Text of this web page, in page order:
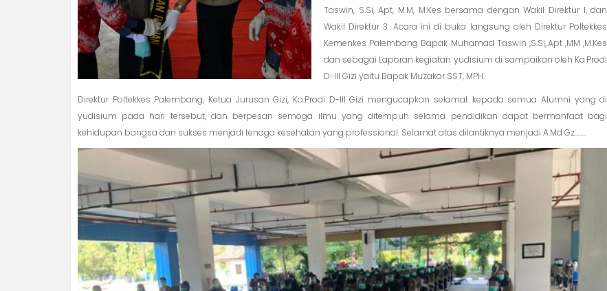
Taswin, S.Si, Apt, M.M, M.Kes bersama dengan Wakil Direktur I, dan
Wakil Direktur 3. Acara ini di buka langsung oleh Direktur Poltekkes
Kemenkes Palembang Bapak Muhamad Taswin ,S.Si,.Apt ,MM ,M.Kes
dan sebagai Laporan kegiatan yudisium di sampaikan oleh Ka.Prodi
D-III Gizi yaitu Bapak Muzakar SST, MPH.
Direktur Poltekkes Palembang, Ketua Jurusan Gizi, Ka.Prodi D-III Gizi mengucapkan selamat kepada semua Alumni yang di
yudisium pada hari tersebut, dan berpesan semoga ilmu yang ditempuh selama pendidikan dapat bermanfaat bagi
kehidupan bangsa dan sukses menjadi tenaga kesehatan yang professional. Selamat atas dilantiknya menjadi A.Md Gz……..